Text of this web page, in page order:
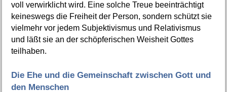
voll verwirklicht wird. Eine solche Treue beeinträchtigt
keineswegs die Freiheit der Person, sondern schützt sie
vielmehr vor jedem Subjektivismus und Relativismus
und läßt sie an der schöpferischen Weisheit Gottes
teilhaben.
Die Ehe und die Gemeinschaft zwischen Gott und
den Menschen